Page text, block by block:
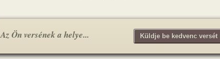
Az Ön versének a helye... Küldje be kedvenc versét